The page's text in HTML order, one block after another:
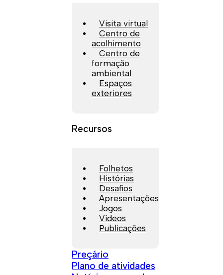
Visita virtual
Centro de
acolhimento
Centro de
formação
ambiental
Espaços
exteriores
Recursos
Folhetos
Histórias
Desafios
Apresentações
Jogos
Vídeos
Publicações
Preçário
Plano de atividades